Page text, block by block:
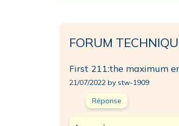
FORUM
First 211:the maximum
21/07/2022 by stw-1909
Réponse